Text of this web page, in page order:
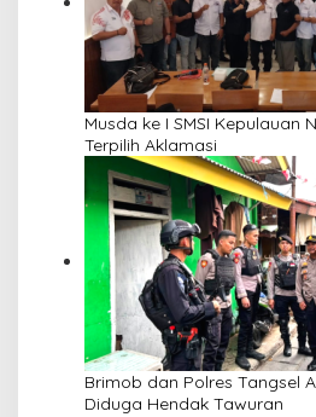
Musda ke I SMSI Kepulauan
Terpilih Aklamasi
Brimob dan Polres Tangsel
Diduga Hendak Tawuran